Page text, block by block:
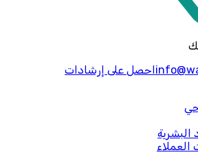
احصل على إرشادات
البشرية
العملاء